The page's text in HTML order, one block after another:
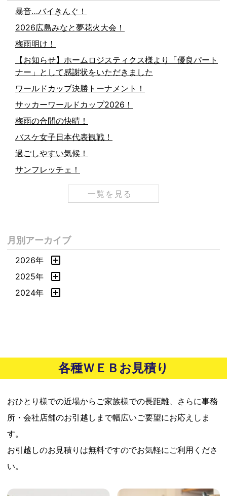
暴音…バイきんぐ！
2026広島みなと夢花火大会！
梅雨明け！
【お知らせ】ホームロジスティクス様より「優良パート
ナー」として感謝状をいただきました
ワールドカップ決勝トーナメント！
サッカーワールドカップ2026！
梅雨の合間の快晴！
バスケ女子日本代表観戦！
過ごしやすい気候！
サンフレッチェ！
一覧を見る
月別アーカイブ
2026年
2025年
2024年
各種ＷＥＢお見積り
おひとり様での近場からご家族様での長距離、さらに事務
所・会社店舗のお引越しまで幅広いご要望にお応えしま
す。
お引越しのお見積りは無料ですのでお気軽にご利用くださ
い。